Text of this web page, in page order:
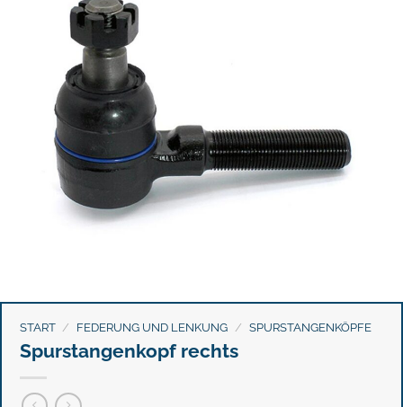
START / FEDERUNG UND LENKUNG / SPURSTANGENKÖPFE
Spurstangenkopf rechts